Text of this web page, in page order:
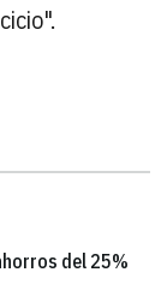
del 25%